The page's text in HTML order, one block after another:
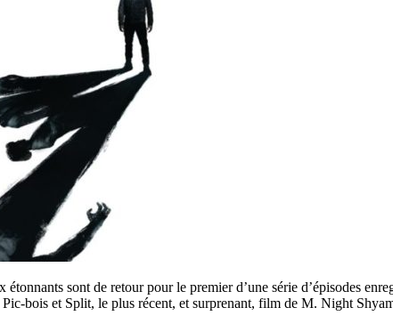
sont de retour pour le premier d’une série d’épisodes
bois et Split, le plus récent, et surprenant, film de M. Night